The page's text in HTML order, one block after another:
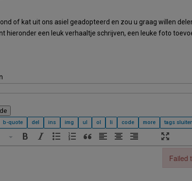
of kat uit ons asiel geadopteerd en zou u graag willen
hieronder een leuk verhaaltje schrijven, een leuke foto
Failed
Failed